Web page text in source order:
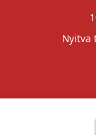
Nyitva